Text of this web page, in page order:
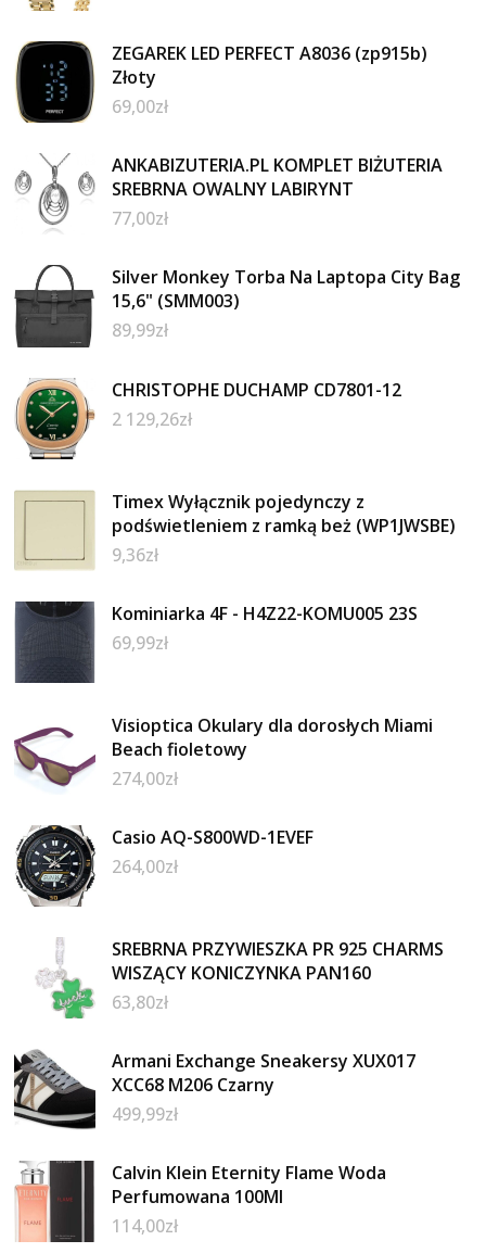
ZEGAREK LED PERFECT A8036 (zp915b)
Złoty
69,00zł
ANKABIZUTERIA.PL KOMPLET BIŻUTERIA
SREBRNA OWALNY LABIRYNT
77,00zł
Silver Monkey Torba Na Laptopa City Bag
15,6" (SMM003)
89,99zł
CHRISTOPHE DUCHAMP CD7801-12
2 129,26zł
Timex Wyłącznik pojedynczy z
podświetleniem z ramką beż (WP1JWSBE)
9,36zł
Kominiarka 4F - H4Z22-KOMU005 23S
69,99zł
Visioptica Okulary dla dorosłych Miami
Beach fioletowy
274,00zł
Casio AQ-S800WD-1EVEF
264,00zł
SREBRNA PRZYWIESZKA PR 925 CHARMS
WISZĄCY KONICZYNKA PAN160
63,80zł
Armani Exchange Sneakersy XUX017
XCC68 M206 Czarny
499,99zł
Calvin Klein Eternity Flame Woda
Perfumowana 100Ml
114,00zł